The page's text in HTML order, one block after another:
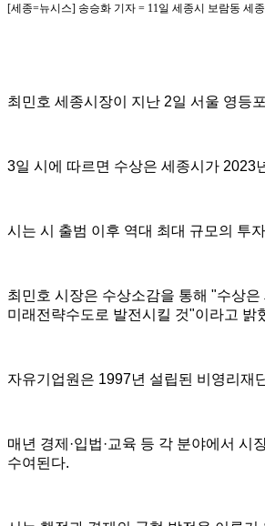
[세종=뉴시스] 송승화 기자 = 11일 세종시 보람동 세
최민호 세종시장이 지난 2일 서울 영등
3일 시에 따르면 수상은 세종시가 2023
시는 시 출범 이후 역대 최대 규모의 투
최민호 시장은 수상소감을 통해 "수상
미래전략수도로 발전시킬 것"이라고 밝
자유기업원은 1997년 설립된 비영리재
매년 경제·입법·교육 등 각 분야에서
수여된다.